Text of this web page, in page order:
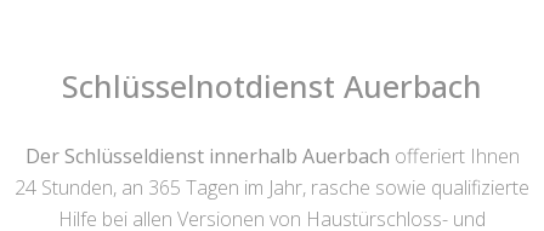
Schlüsselnotdienst Auerbach
Der Schlüsseldienst innerhalb Auerbach offeriert Ihnen
24 Stunden, an 365 Tagen im Jahr, rasche sowie qualifizierte
Hilfe bei allen Versionen von Haustürschloss- und